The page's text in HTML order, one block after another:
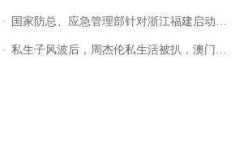
国家防总、应急管理部针对浙江福建启动防汛防台风四级应急响应
私生子风波后，周杰伦私生活被扒，澳门输10亿传闻早已经水落石出